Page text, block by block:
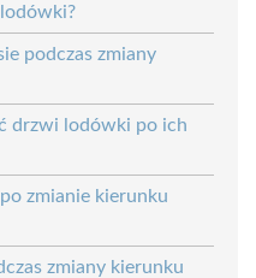
podczas zmiany
drzwi lodówki po ich
zmianie kierunku
zmiany kierunku